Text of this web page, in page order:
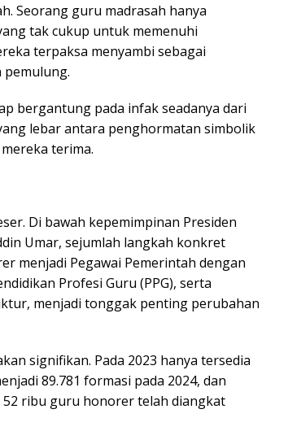
Seorang guru madrasah hanya
tak cukup untuk memenuhi
terpaksa menyambi sebagai
pemulung.
bergantung pada infak seadanya dari
lebar antara penghormatan simbolik
terima.
Di bawah kepemimpinan Presiden
Umar, sejumlah langkah konkret
menjadi Pegawai Pemerintah dengan
Profesi Guru (PPG), serta
menjadi tonggak penting perubahan
signifikan. Pada 2023 hanya tersedia
89.781 formasi pada 2024, dan
52 ribu guru honorer telah diangkat